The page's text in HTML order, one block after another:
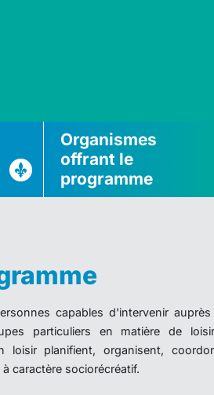
Organismes
offrant le
programme
capables d'intervenir
particuliers en matière de
loisir planifient, organisent,
caractère sociorécréatif.